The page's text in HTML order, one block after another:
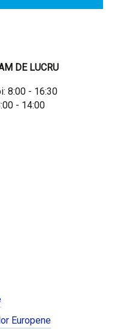
DE LUCRU
8:00 - 16:30
- 14:00
Europene